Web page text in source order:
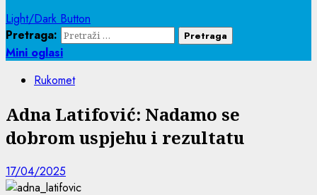
Light/Dark Button
Pretraga:
Mini oglasi
Rukomet
Adna Latifović: Nadamo se
dobrom uspjehu i rezultatu
17/04/2025